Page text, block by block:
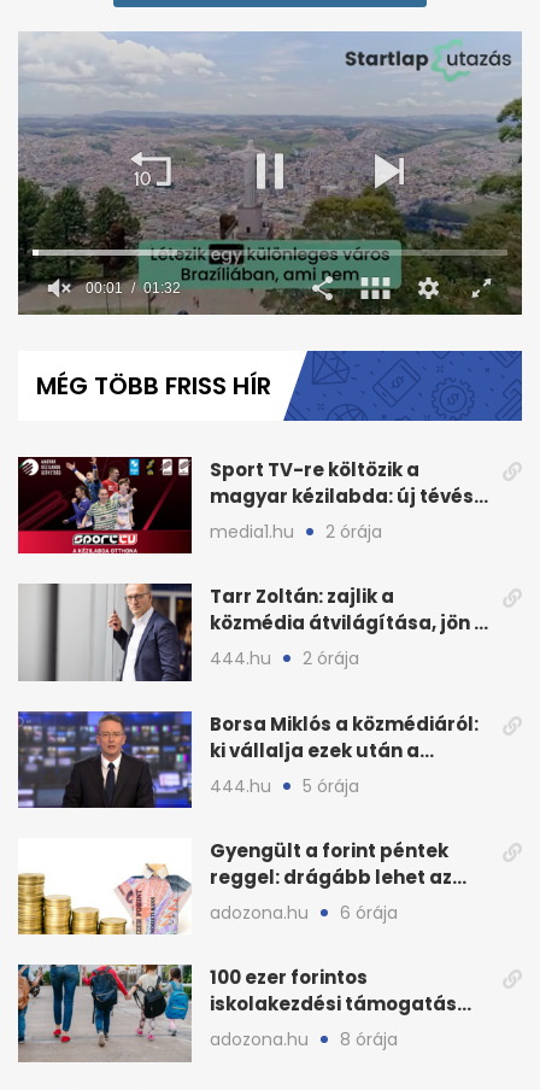
minute,
00:02 01:32
MÉG TÖBB FRISS HÍR
Sport TV-re költözik a
magyar kézilabda: új tévés
megállapodás
media1.hu 2 órája
Tarr Zoltán: zajlik a
közmédia átvilágítása, jön a
nyilvános véleményezés
444.hu 2 órája
Borsa Miklós a közmédiáról:
ki vállalja ezek után a
munkát?
444.hu 5 órája
Gyengült a forint péntek
reggel: drágább lehet az
euró és a dollár
adozona.hu 6 órája
100 ezer forintos
iskolakezdési támogatás
2026 őszén: adózás,
munkáltatói plusz
adozona.hu 8 órája